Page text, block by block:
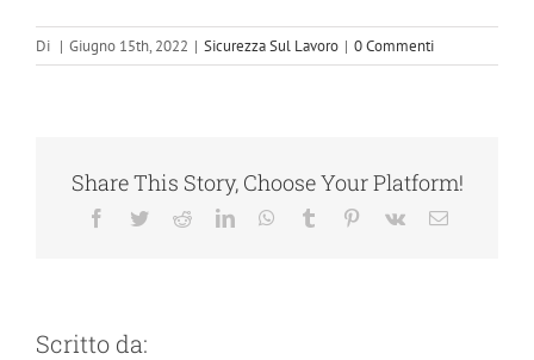
Di | Giugno 15th, 2022 | Sicurezza Sul Lavoro | 0 Commenti
Share This Story, Choose Your Platform!
Facebook
TwitterRedditLinkedInWhatsApp
Tumblr Pinterest
Vk Email
Scritto da: